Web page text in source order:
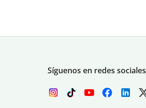
Síguenos en redes sociales